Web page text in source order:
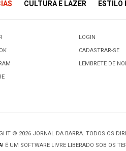
CULTURA E LAZER ESTILO
LOGIN
CADASTRAR-SE
LEMBRETE DE
© 2026 JORNAL DA BARRA. TODOS OS
É UM SOFTWARE LIVRE LIBERADO SOB OS